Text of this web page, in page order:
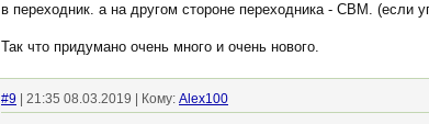
в переходник. а на другом стороне переходника - CBM. (если
Так что придумано очень много и очень нового.
#9 | 21:35 08.03.2019 | Кому: Alex100